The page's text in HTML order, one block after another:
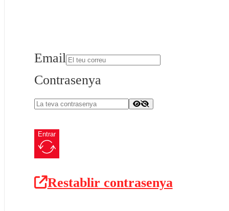
Email
Contrasenya
Entrar
Restablir contrasenya